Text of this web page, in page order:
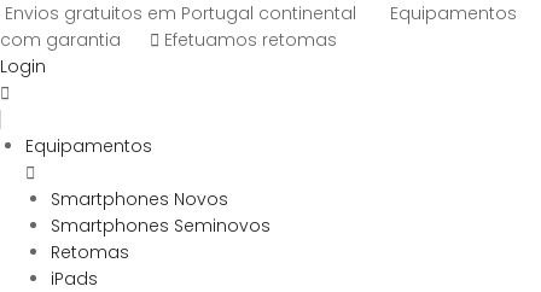
Envios gratuitos em Portugal continental
Equipamentos
com garantia
Efetuamos retomas
Login
Equipamentos
Smartphones Novos
Smartphones Seminovos
Retomas
iPads